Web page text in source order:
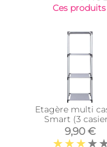
Ces
Etagère multi
Smart (3
9,90 €